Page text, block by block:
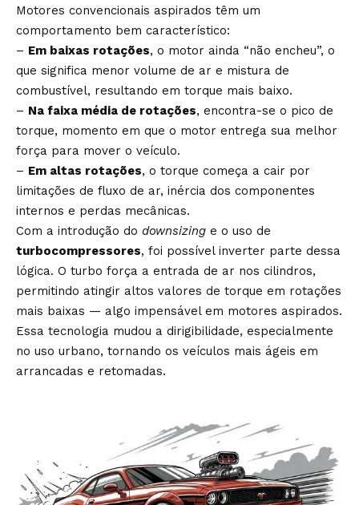
Motores convencionais aspirados têm um
comportamento bem característico:
– Em baixas rotações, o motor ainda “não encheu”, o
que significa menor volume de ar e mistura de
combustível, resultando em torque mais baixo.
– Na faixa média de rotações, encontra-se o pico de
torque, momento em que o motor entrega sua melhor
força para mover o veículo.
– Em altas rotações, o torque começa a cair por
limitações de fluxo de ar, inércia dos componentes
internos e perdas mecânicas.
Com a introdução do downsizing e o uso de
turbocompressores, foi possível inverter parte dessa
lógica. O turbo força a entrada de ar nos cilindros,
permitindo atingir altos valores de torque em rotações
mais baixas — algo impensável em motores aspirados.
Essa tecnologia mudou a dirigibilidade, especialmente
no uso urbano, tornando os veículos mais ágeis em
arrancadas e retomadas.